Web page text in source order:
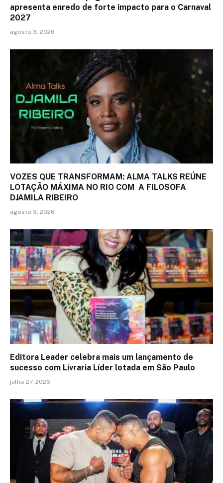
apresenta enredo de forte impacto para o Carnaval
2027
agosto 3, 2026
VOZES QUE TRANSFORMAM: ALMA TALKS REÚNE
LOTAÇÃO MÁXIMA NO RIO COM A FILOSOFA
DJAMILA RIBEIRO
agosto 3, 2026
Editora Leader celebra mais um lançamento de
sucesso com Livraria Líder lotada em São Paulo
julho 27, 2026